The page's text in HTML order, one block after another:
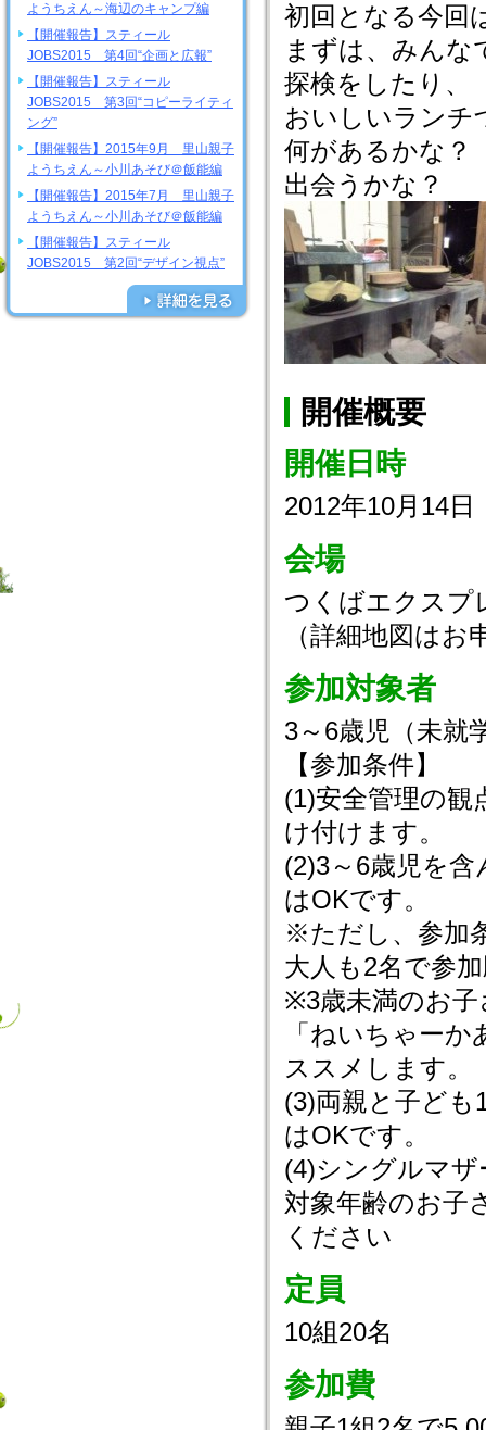
初回となる今回
まずは、みんな
探検をしたり、
おいしいランチ
何があるかな
出会うかな？
開催概要
開催日時
2012年10月14日
会場
つくばエクスプ
（詳細地図は
参加対象者
3～6歳児（未就
【参加条件】
(1)安全管理の観
け付けます。
(2)3～6歳児を
はOKです。
※ただし、参加
大人も2名で参
※3歳未満のお子
「ねいちゃー
ススメします。
(3)両親と子ども
はOKです。
(4)シングルマ
対象年齢のお子
ください
定員
10組20名
参加費
ようちえん～海辺のキャンプ編
【開催報告】スティール
JOBS2015 第4回“企画と広報”
【開催報告】スティール
JOBS2015 第3回“コピーライティ
ング”
【開催報告】2015年9月 里山親子
ようちえん～小川あそび＠飯能編
【開催報告】2015年7月 里山親子
ようちえん～小川あそび＠飯能編
【開催報告】スティール
JOBS2015 第2回“デザイン視点”